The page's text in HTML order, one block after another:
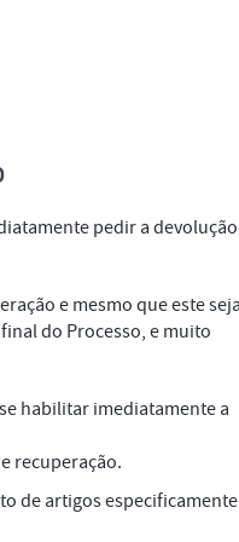
pedir a
e mesmo que este
do Processo, e muito
habilitar imediatamente a
recuperação.
de artigos especificamente